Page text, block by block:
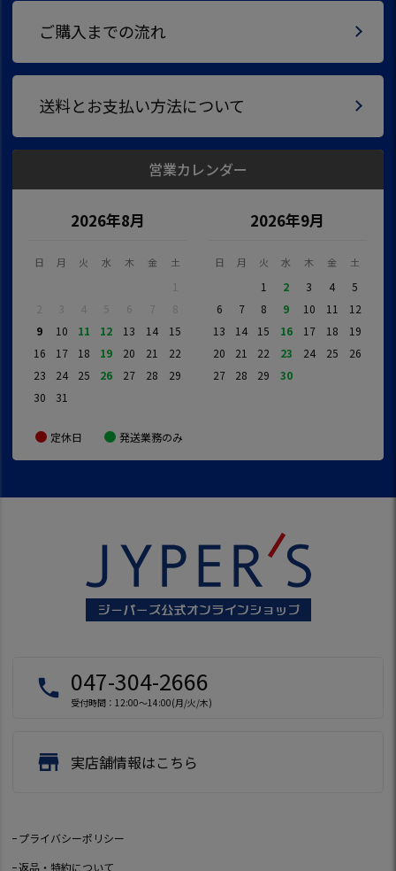
ご購入までの流れ
送料とお支払い方法について
営業カレンダー
2026年8月
日 月 火 水 木 金 土
1
2
3 4 5 6 7
8
9
10 11 12 13 14
15
16
17 18 19 20 21
22
23
24 25 26 27 28
29
30
31
2026年9月
日 月 火 水 木 金 土
1 2 3 4
5
6
7 8 9 10 11
12
13
14 15 16 17 18
19
20
21 22 23 24 25
26
27
28 29 30
定休日 発送業務のみ
local_phone 047-304-2666
受付時間：12:00～14:00(月/火/木)
store 実店舗情報はこちら
プライバシーポリシー
返品・特約について